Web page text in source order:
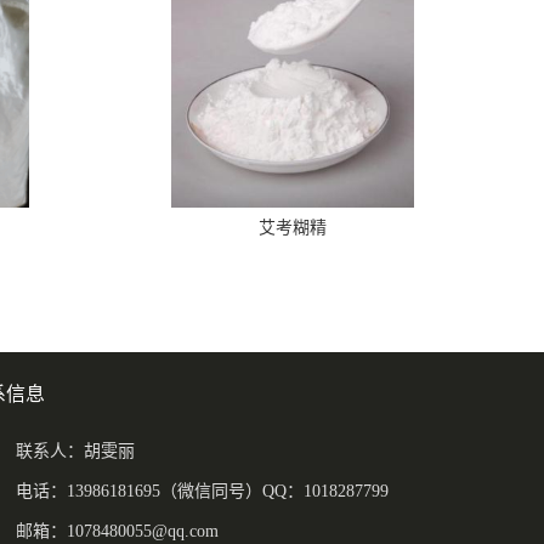
艾考糊精
信息
联系人：胡雯丽
电话：13986181695（微信同号）QQ：1018287799
邮箱： 1078480055@qq.com